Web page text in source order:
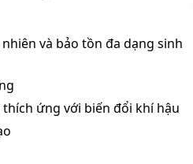
và bảo tồn đa dạng sinh
ứng với biến đổi khí hậu